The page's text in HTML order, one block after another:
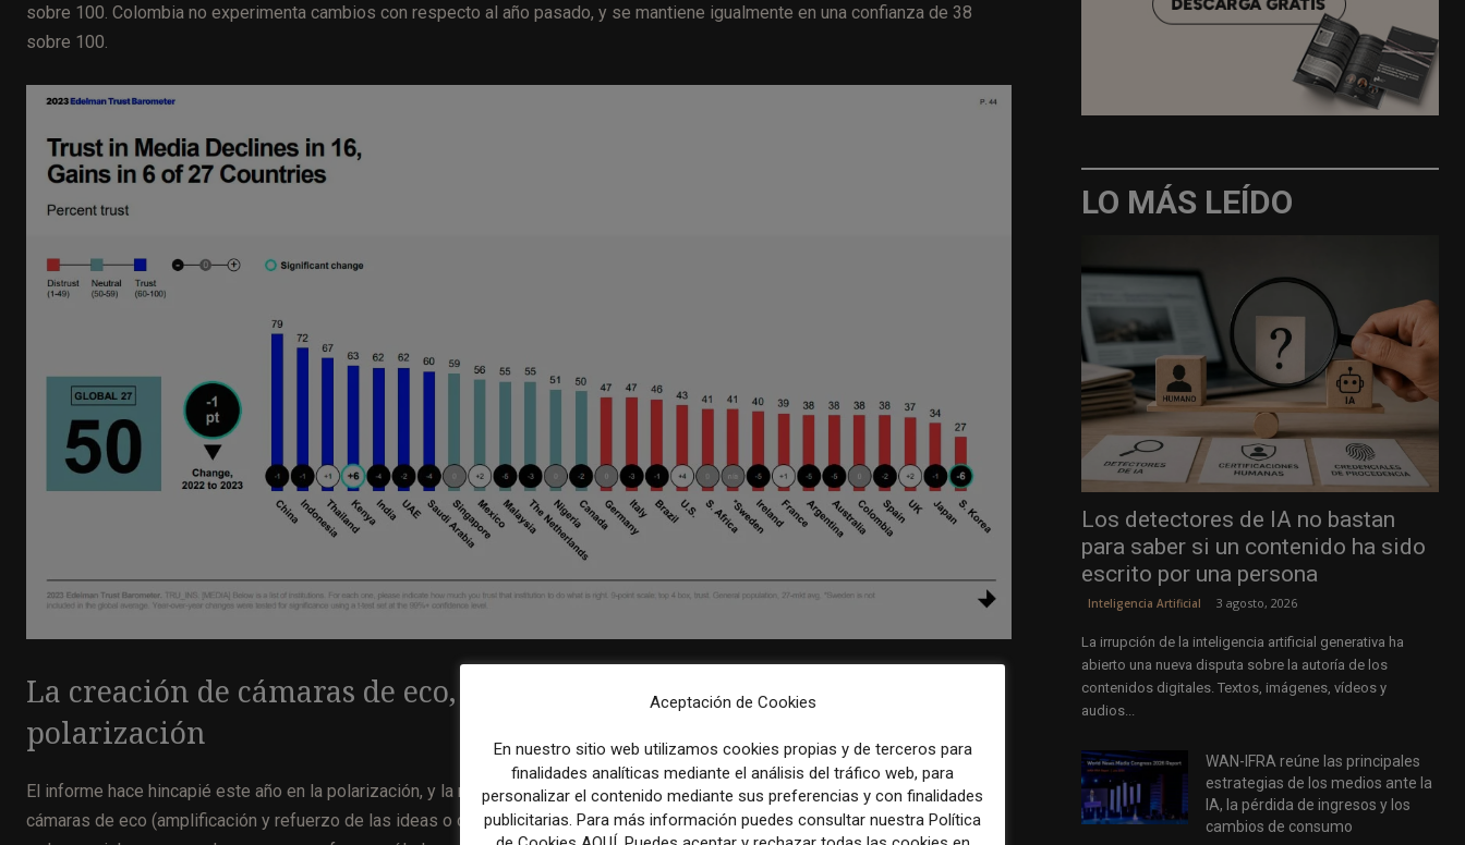
sobre 100. Colombia no experimenta cambios con respecto al año pasado, y se mantiene igualmente en una confianza de 38
sobre 100.
La creación de cámaras de eco, una de las principales causas de la
polarización
El informe hace hincapié este año en la polarización, y la responsabilidad de los medios y las redes sociales. La creación de
cámaras de eco (amplificación y refuerzo de las ideas o creencias propias debido al filtro burbuja que aplican los medios y las
LO MÁS LEÍDO
Los detectores de IA no bastan
para saber si un contenido ha sido
escrito por una persona
Inteligencia Artificial 3 agosto, 2026
La irrupción de la inteligencia artificial generativa ha
abierto una nueva disputa sobre la autoría de los
contenidos digitales. Textos, imágenes, vídeos y
audios...
WAN-IFRA reúne las principales
estrategias de los medios ante la
IA, la pérdida de ingresos y los
cambios de consumo
Aceptación de Cookies
En nuestro sitio web utilizamos cookies propias y de terceros para
finalidades analíticas mediante el análisis del tráfico web, para
personalizar el contenido mediante sus preferencias y con finalidades
publicitarias. Para más información puedes consultar nuestra Política